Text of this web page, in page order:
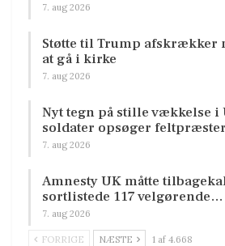
7. aug 2026
Støtte til Trump afskrækker
at gå i kirke
7. aug 2026
Nyt tegn på stille vækkelse i
soldater opsøger
7. aug 2026
Amnesty UK måtte
sortlistede 117 velgørende…
7. aug 2026
FORRIGE NÆSTE 1 af 4.668